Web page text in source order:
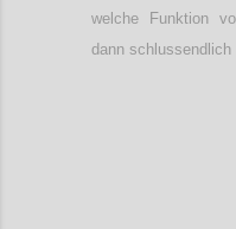
welche Funktion
dann schlussendlich